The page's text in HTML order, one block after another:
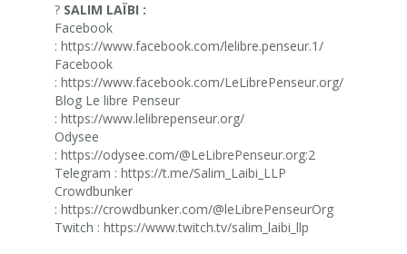
? SALIM LAÏBI :
Facebook
: https://www.facebook.com/lelibre.penseur.1/
Facebook
: https://www.facebook.com/LeLibrePenseur.org/
Blog Le libre Penseur
: https://www.lelibrepenseur.org/
Odysee
: https://odysee.com/@LeLibrePenseur.org:2
Telegram : https://t.me/Salim_Laibi_LLP
Crowdbunker
: https://crowdbunker.com/@leLibrePenseurOrg
Twitch : https://www.twitch.tv/salim_laibi_llp